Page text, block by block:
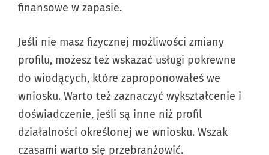
finansowe w zapasie.
Jeśli nie masz fizycznej możliwości zmiany
profilu, możesz też wskazać usługi pokrewne
do wiodących, które zaproponowałeś we
wniosku. Warto też zaznaczyć wykształcenie i
doświadczenie, jeśli są inne niż profil
działalności określonej we wniosku. Wszak
czasami warto się przebranżowić.